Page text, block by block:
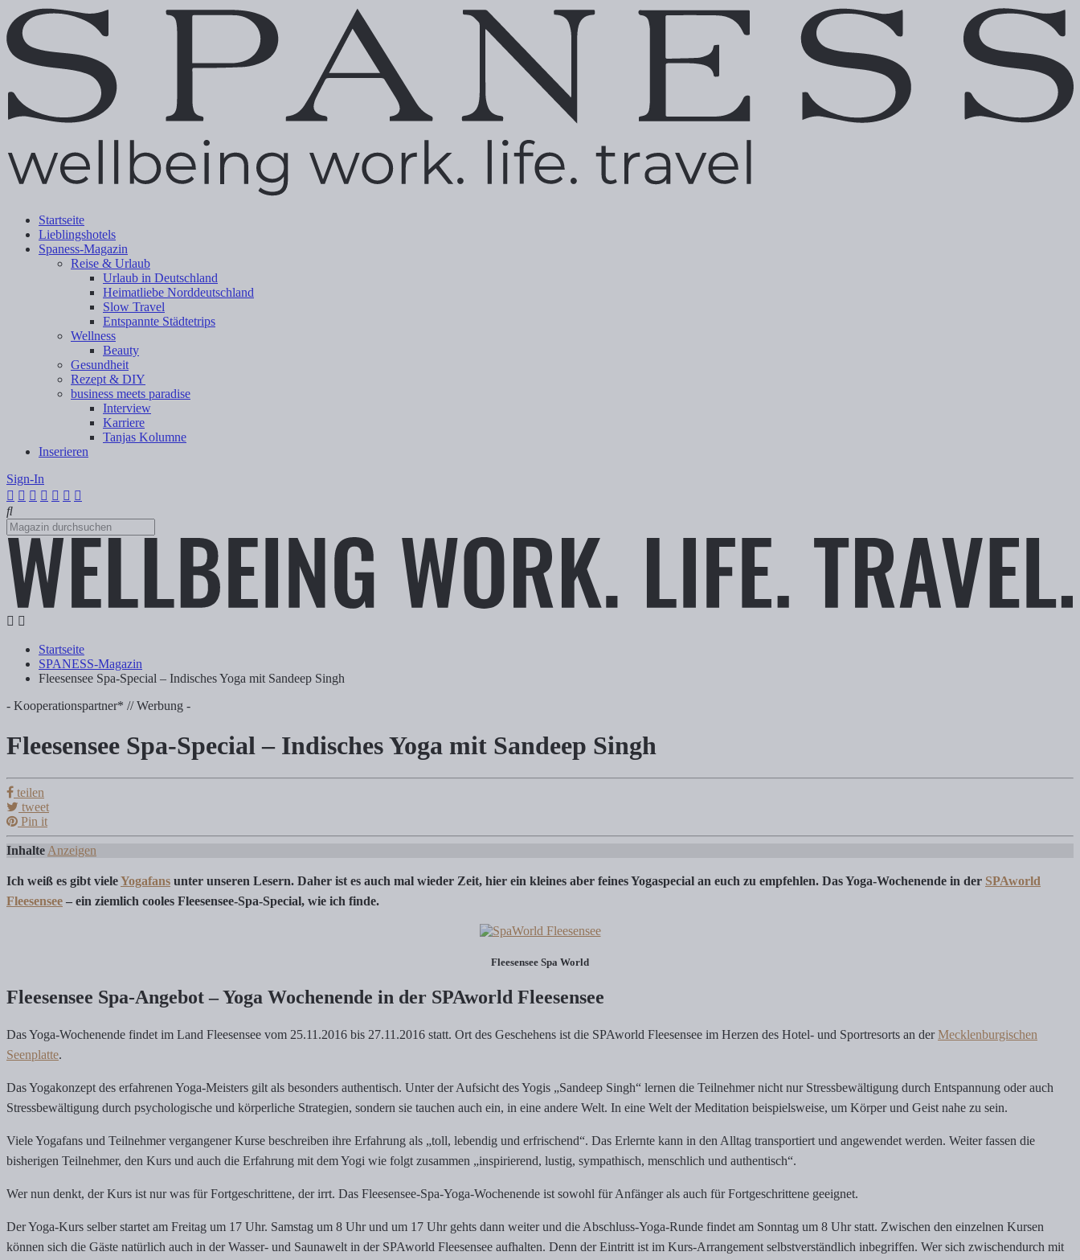
Startseite
Lieblingshotels
Spaness-Magazin
Reise & Urlaub
Urlaub in Deutschland
Heimatliebe Norddeutschland
Slow Travel
Entspannte Städtetrips
Wellness
Beauty
Gesundheit
Rezept & DIY
business meets paradise
Interview
Karriere
Tanjas Kolumne
Inserieren
Sign-In
Startseite
SPANESS-Magazin
Fleesensee Spa-Special – Indisches Yoga mit Sandeep Singh
- Kooperationspartner* // Werbung -
Tanja Klindworth
Fleesensee Spa-Special – Indisches Yoga mit Sandeep Singh
teilen
tweet
Pin it
Inhalte Anzeigen
Ich weiß es gibt vieleYogafans unter unseren Lesern. Daher ist es auch mal wieder Zeit, hier ein kleines aber feines Yogaspecial an euch zu empfehlen. Das Yoga-Wochenende in der SPAworld
Fleesensee – ein ziemlich cooles Fleesensee-Spa-Special, wie ich finde.
Fleesensee Spa World
Fleesensee Spa-Angebot – Yoga Wochenende in der SPAworld Fleesensee
Das Yoga-Wochenende findet im Land Fleesensee vom 25.11.2016 bis 27.11.2016 statt. Ort des Geschehens ist die SPAworld Fleesensee im Herzen des Hotel- und Sportresorts an derMecklenburgischen
Seenplatte.
Das Yogakonzept des erfahrenen Yoga-Meisters gilt als besonders authentisch. Unter der Aufsicht des Yogis „Sandeep Singh“ lernen die Teilnehmer nicht nur Stressbewältigung durch Entspannung oder auch
Stressbewältigung durch psychologische und körperliche Strategien, sondern sie tauchen auch ein, in eine andere Welt. In eine Welt der Meditation beispielsweise, um Körper und Geist nahe zu sein.
Viele Yogafans und Teilnehmer vergangener Kurse beschreiben ihre Erfahrung als „toll, lebendig und erfrischend“. Das Erlernte kann in den Alltag transportiert und angewendet werden. Weiter fassen die
bisherigen Teilnehmer, den Kurs und auch die Erfahrung mit dem Yogi wie folgt zusammen „inspirierend, lustig, sympathisch, menschlich und authentisch“.
Wer nun denkt, der Kurs ist nur was für Fortgeschrittene, der irrt. Das Fleesensee-Spa-Yoga-Wochenende ist sowohl für Anfänger als auch für Fortgeschrittene geeignet.
Der Yoga-Kurs selber startet am Freitag um 17 Uhr. Samstag um 8 Uhr und um 17 Uhr gehts dann weiter und die Abschluss-Yoga-Runde findet am Sonntag um 8 Uhr statt. Zwischen den einzelnen Kursen
können sich die Gäste natürlich auch in der Wasser- und Saunawelt in der SPAworld Fleesensee aufhalten. Denn der Eintritt ist im Kurs-Arrangement selbstverständlich inbegriffen. Wer sich zwischendurch mit